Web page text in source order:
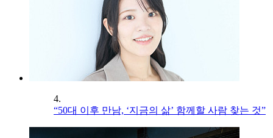
4.
“50대 이후 만남, ‘지금의 삶’ 함께할 사람 찾는 것”